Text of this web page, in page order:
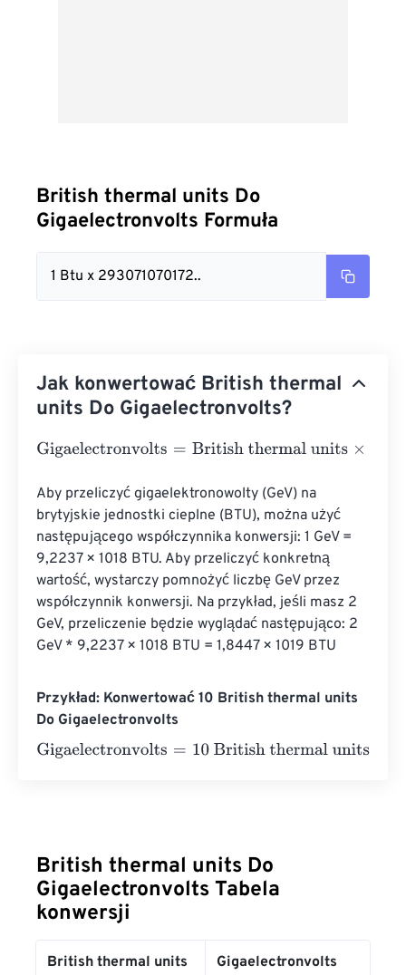
British thermal units Do
Gigaelectronvolts Formuła
1 Btu x 293071070172..
Jak konwertować British thermal
units Do Gigaelectronvolts?
Gigaelectronvolts=British thermal units×
Aby przeliczyć gigaelektronowolty (GeV) na
brytyjskie jednostki cieplne (BTU), można użyć
następującego współczynnika konwersji: 1 GeV =
9,2237 × 1018 BTU. Aby przeliczyć konkretną
wartość, wystarczy pomnożyć liczbę GeV przez
współczynnik konwersji. Na przykład, jeśli masz 2
GeV, przeliczenie będzie wyglądać następująco: 2
GeV * 9,2237 × 1018 BTU = 1,8447 × 1019 BTU
Przykład: Konwertować 10 British thermal units
Do Gigaelectronvolts
Gigaelectronvolts=10 British thermal units×
British thermal units Do
Gigaelectronvolts Tabela
konwersji
British thermal units Gigaelectronvolts